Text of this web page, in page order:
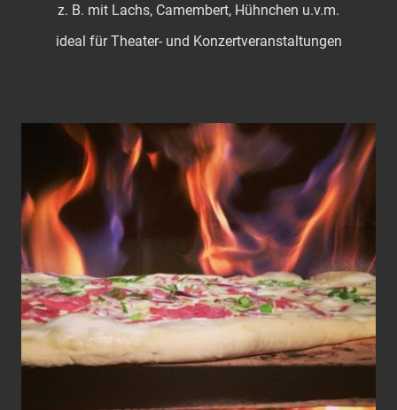
z. B. mit Lachs, Camembert, Hühnchen u.v.m.
ideal für Theater- und Konzertveranstaltungen